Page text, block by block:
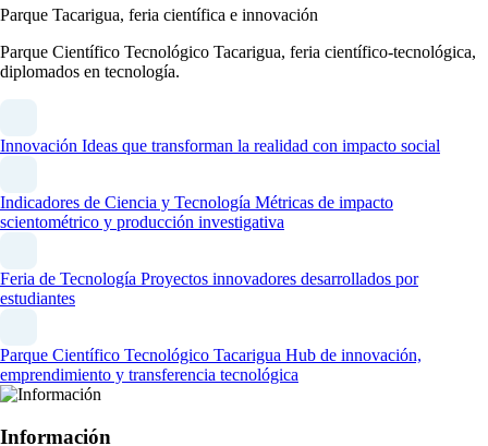
Parque Tacarigua, feria científica e innovación
Parque Científico Tecnológico Tacarigua, feria científico-tecnológica,
diplomados en tecnología.
Innovación Ideas que transforman la realidad con impacto social
Indicadores de Ciencia y Tecnología Métricas de impacto
scientométrico y producción investigativa
Feria de Tecnología Proyectos innovadores desarrollados por
estudiantes
Parque Científico Tecnológico Tacarigua Hub de innovación,
emprendimiento y transferencia tecnológica
Información